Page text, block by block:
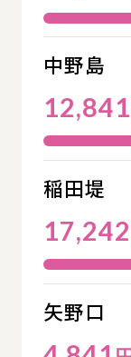
中野島
12,841
稲田堤
17,242
矢野口